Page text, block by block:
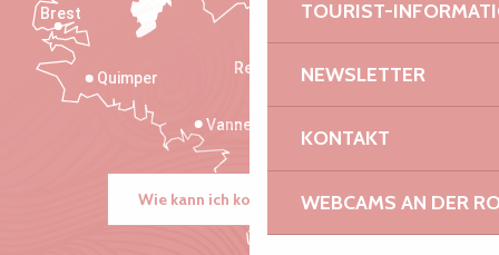
TOURIST-
NEWSLETTER
KONTAKT
WEBCAMS AN DER
Saint-Malo
Rennes
Vannes
Quimper
Brest
Wie kann ich kommen?